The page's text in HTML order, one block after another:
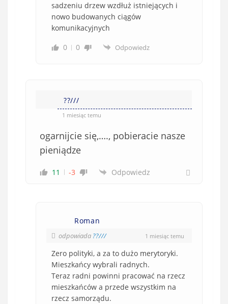
sadzeniu drzew wzdłuż istniejących i
nowo budowanych ciągów
komunikacyjnych
0
0 Odpowiedz
??///
1 miesiąc temu
ogarnijcie się,…., pobieracie nasze
pieniądze
11 -3 Odpowiedz
Roman
odpowiada ??/// 1 miesiąc temu
Zero polityki, a za to dużo merytoryki.
Mieszkańcy wybrali radnych.
Teraz radni powinni pracować na rzecz
mieszkańców a przede wszystkim na
rzecz samorządu.